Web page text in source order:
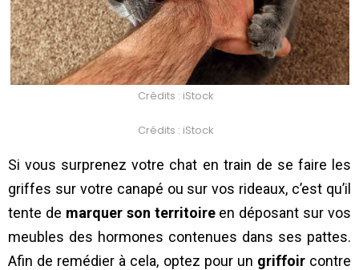
Crédits : iStock
Crédits : iStock
Si vous surprenez votre chat en train de se faire les
griffes sur votre canapé ou sur vos rideaux, c’est qu’il
tente de marquer son territoireen déposant sur vos
meubles des hormones contenues dans ses pattes.
Afin de remédier à cela, optez pour un griffoircontre